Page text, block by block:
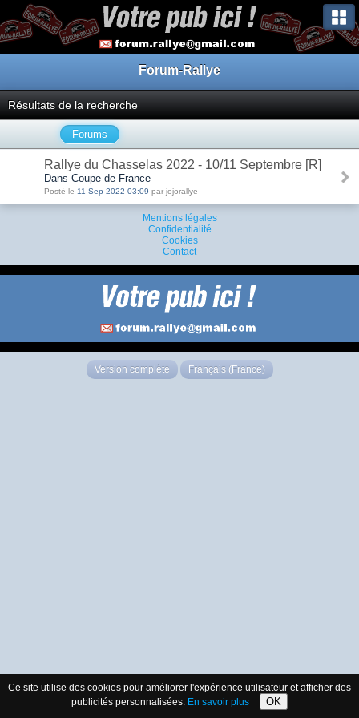
Forum-Rallye
Résultats de la recherche
Forums
Rallye du Chasselas 2022 - 10/11 Septembre [R]
Dans Coupe de France
Posté le 11 Sep 2022 03:09 par jojorallye
Mentions légales
Confidentialité
Cookies
Contact
Version complète Français (France)
Ce site utilise des cookies pour améliorer l'expérience utilisateur et afficher des
publicités personnalisées. En savoir plus OK